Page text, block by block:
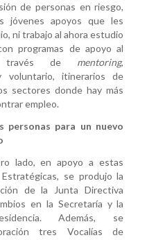
de personas en riesgo,
jóvenes apoyos que les
ni trabajo al ahora estudio
programas de apoyo al
través de mentoring,
voluntario, itinerarios de
sectores donde hay más
empleo.
personas para un nuevo
lado, en apoyo a estas
Estratégicas, se produjo la
de la Junta Directiva
en la Secretaría y la
Además, se
tres Vocalías de